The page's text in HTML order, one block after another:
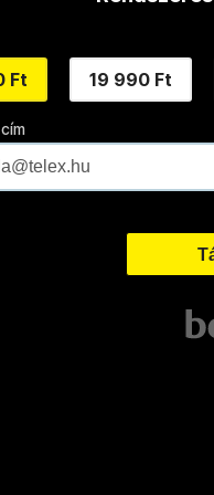
Ft 19 990 Ft